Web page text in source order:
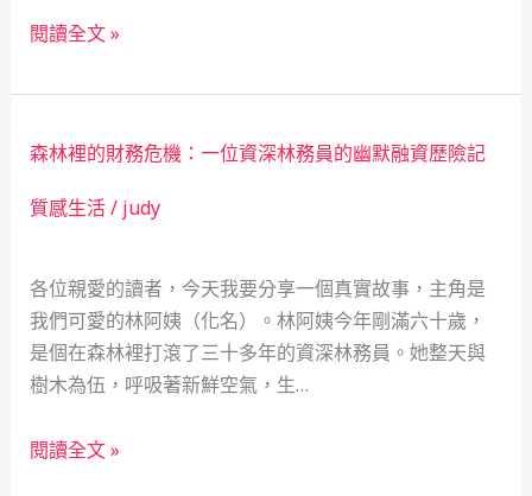
術
與
會
全
網
當
都
救
急
的
暖
安
全
網
一
閱讀全文 »
森林裡的財務危機：一位資深林務員的幽默融資歷險記
質感生活/ judy
各位親愛的讀者，今天我要分享一個真實故事，主角是
我們可愛的林阿姨（化名）。林阿姨今年剛滿六十歲，
是個在森林裡打滾了三十多年的資深林務員。她整天與
樹木為伍，呼吸著新鮮空氣，生…
森
閱讀全文 »